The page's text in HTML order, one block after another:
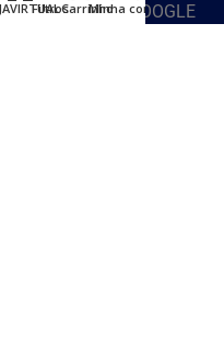
SITE SEGURO GOOGLE
FiltrosCarrinhoMinha conta